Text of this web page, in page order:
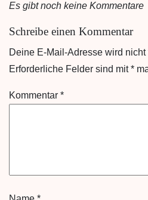
Es gibt noch keine Kommentare
Schreibe einen Kommentar
Deine E-Mail-Adresse wird nicht
Erforderliche Felder sind mit*
Kommentar *